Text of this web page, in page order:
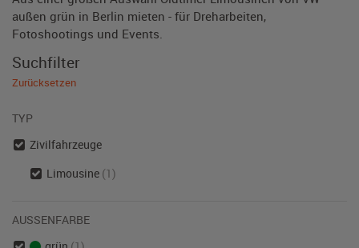
außen grün in Berlin mieten - für Dreharbeiten,
Fotoshootings und Events.
Suchfilter
Zurücksetzen
TYP
Zivilfahrzeuge
Limousine (1)
AUSSENFARBE